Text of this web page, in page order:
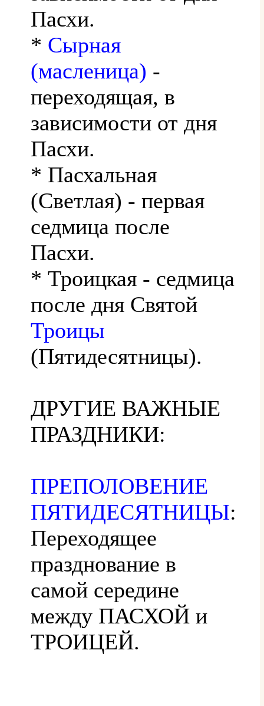
Пасхи.
* Сырная
(масленица) -
переходящая, в
зависимости от дня
Пасхи.
* Пасхальная
(Светлая) - первая
седмица после
Пасхи.
* Троицкая - седмица
после дня Святой
Троицы
(Пятидесятницы).
ДРУГИЕ ВАЖНЫЕ
ПРАЗДНИКИ:
ПРЕПОЛОВЕНИЕ
ПЯТИДЕСЯТНИЦЫ:
Переходящее
празднование в
самой середине
между ПАСХОЙ и
ТРОИЦЕЙ.